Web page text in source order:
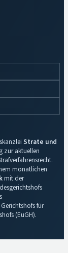
Strate und
zur aktuellen
monatlichen
mit der
für
(EuGH).